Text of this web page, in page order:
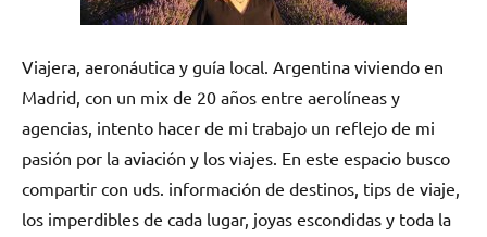
Viajera, aeronáutica y guía local. Argentina viviendo en
Madrid, con un mix de 20 años entre aerolíneas y
agencias, intento hacer de mi trabajo un reflejo de mi
pasión por la aviación y los viajes. En este espacio busco
compartir con uds. información de destinos, tips de viaje,
los imperdibles de cada lugar, joyas escondidas y toda la